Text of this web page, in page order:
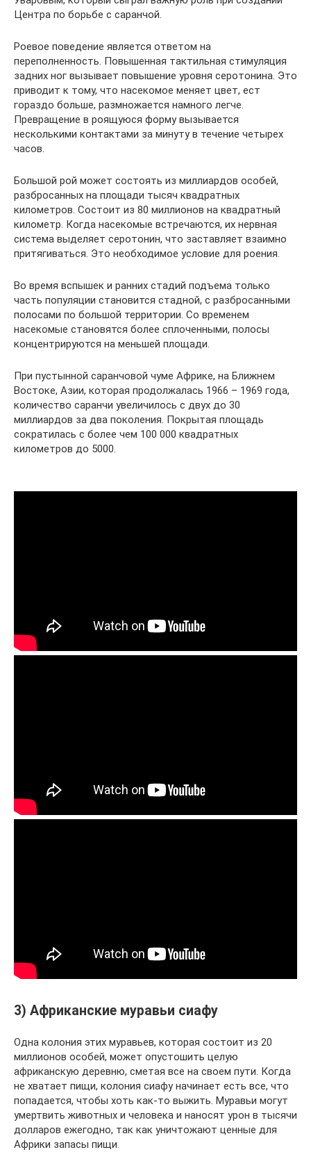
Центра по борьбе с саранчой.
Роевое поведение является ответом на
переполненность. Повышенная тактильная стимуляция
задних ног вызывает повышение уровня серотонина. Это
приводит к тому, что насекомое меняет цвет, ест
гораздо больше, размножается намного легче.
Превращение в роящуюся форму вызывается
несколькими контактами за минуту в течение четырех
часов.
Большой рой может состоять из миллиардов особей,
разбросанных на площади тысяч квадратных
километров. Состоит из 80 миллионов на квадратный
километр. Когда насекомые встречаются, их нервная
система выделяет серотонин, что заставляет взаимно
притягиваться. Это необходимое условие для роения.
Во время вспышек и ранних стадий подъема только
часть популяции становится стадной, с разбросанными
полосами по большой территории. Со временем
насекомые становятся более сплоченными, полосы
концентрируются на меньшей площади.
При пустынной саранчовой чуме Африке, на Ближнем
Востоке, Азии, которая продолжалась 1966 – 1969 года,
количество саранчи увеличилось с двух до 30
миллиардов за два поколения. Покрытая площадь
сократилась с более чем 100 000 квадратных
километров до 5000.
3) Африканские муравьи сиафу
Одна колония этих муравьев, которая состоит из 20
миллионов особей, может опустошить целую
африканскую деревню, сметая все на своем пути. Когда
не хватает пищи, колония сиафу начинает есть все, что
попадается, чтобы хоть как-то выжить. Муравьи могут
умертвить животных и человека и наносят урон в тысячи
долларов ежегодно, так как уничтожают ценные для
Африки запасы пищи.